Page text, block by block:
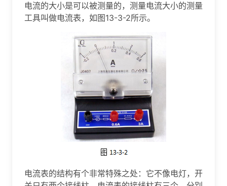
电流的大小是可以被测量的，测量电流大小的测量
工具叫做电流表，如图13-3-2所示。
电流表的结构有个非常特殊之处：它不像电灯，开